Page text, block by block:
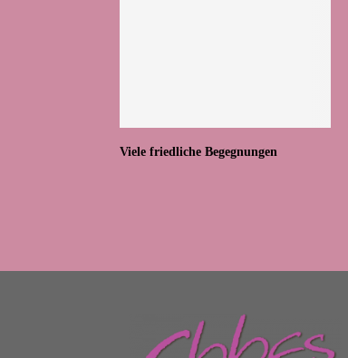
Viele friedliche Begegnungen